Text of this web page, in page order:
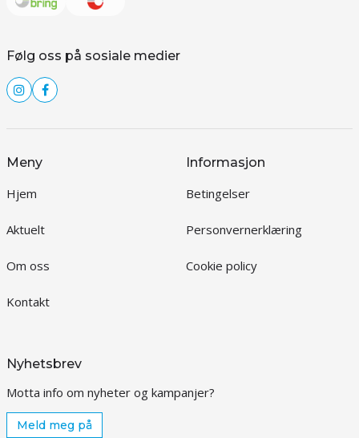
Følg oss på sosiale medier
Meny
Hjem
Aktuelt
Om oss
Kontakt
Informasjon
Betingelser
Personvernerklæring
Cookie policy
Nyhetsbrev
Motta info om nyheter og kampanjer?
Meld meg på